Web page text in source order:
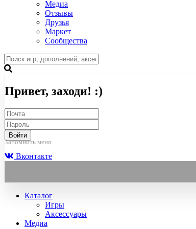
Медиа
Отзывы
Друзья
Маркет
Сообщества
Привет, заходи! :)
Войти
Запомнить меня
Вконтакте
Каталог
Игры
Аксессуары
Медиа